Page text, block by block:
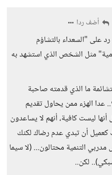
أضف ردا
على "السعداء بالتشاؤم
مثل الشخص الذي استشهد به
ما الذي قدمته صاحبة
عدا الهزء ممن يحاول تقديم
ليست كافية، أنهم لا يساعدون
أن تبدي عدم رضاك لكنك
التنمية محتالون... (لا سيما
لكن..